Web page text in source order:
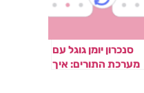
סנכרון יומן גוגל עם
מערכת התורים: איך